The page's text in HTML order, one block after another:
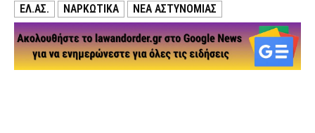
ΕΛ.ΑΣ.
ΝΑΡΚΩΤΙΚΑ ΝΕΑ ΑΣΤΥΝΟΜΙΑΣ